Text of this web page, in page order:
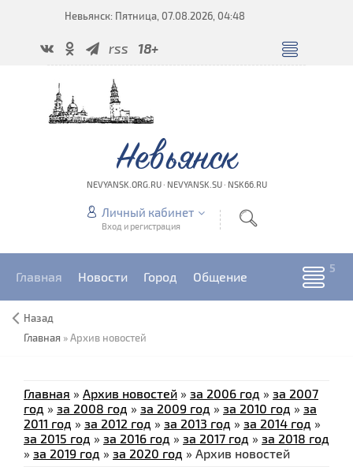
Невьянск: Пятница, 07.08.2026, 04:48
rss 18+
Невьянск
NEVYANSK.ORG.RU · NEVYANSK.SU · NSK66.RU
Личный кабинет
Вход и регистрация
Главная Новости Город Общение
Назад
Главная »Архив новостей
Главная » Архив новостей » за 2006 год » за 2007
год » за 2008 год » за 2009 год » за 2010 год » за
2011 год » за 2012 год » за 2013 год » за 2014 год »
за 2015 год » за 2016 год » за 2017 год » за 2018 год
» за 2019 год » за 2020 год » Архив новостей